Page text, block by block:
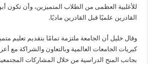
للأغلبية العظمى من الطلاب المتميزين، وأن تكون
القادرين علميًا قبل القادرين ماديًا.
وقال خليل أن الجامعة ملتزمة تمامًا بتقديم تعليم
كبريات الجامعات العالمية وبالتعاون والشراكة مع
بجانب المنح الدراسية من خلال المشاركات